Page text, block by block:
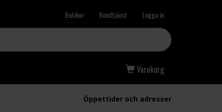
Butiker Kundtjänst Logga in
Varukorg
Öppettider och adresser